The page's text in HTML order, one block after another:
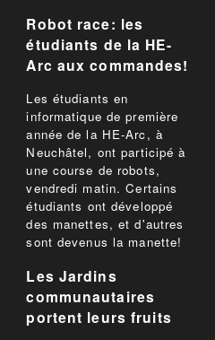
Robot race: les
étudiants de la HE-
Arc aux commandes!
Les étudiants en
informatique de première
année de la HE-Arc, à
Neuchâtel, ont participé à
une course de robots,
vendredi matin. Certains
étudiants ont développé
des manettes, et d'autres
sont devenus la manette!
Les Jardins
communautaires
portent leurs fruits